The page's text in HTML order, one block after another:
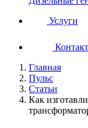
Услуги
Главная
Пульс
Статьи
Как